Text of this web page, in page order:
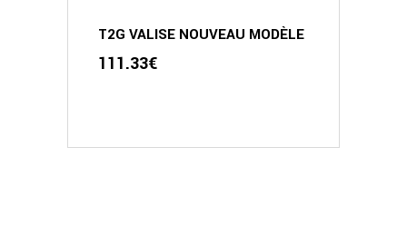
T2G VALISE NOUVEAU MODÈLE
111.33€